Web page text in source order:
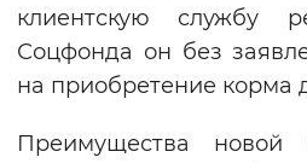
клиентскую службу
Соцфонда он без
на приобретение корма
Преимущества